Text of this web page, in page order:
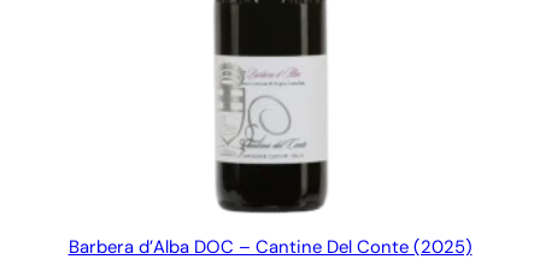
Barbera d’Alba DOC – Cantine Del Conte (2025)